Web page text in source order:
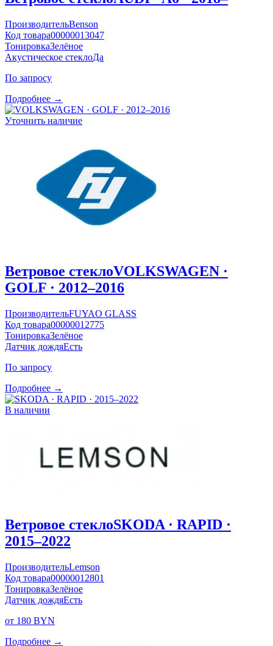
ПроизводительBenson
Код товара00000013047
ТонировкаЗелёное
Акустическое стеклоДа
По запросу
Подробнее →
Уточнить наличие
Ветровое стеклоVOLKSWAGEN ·
GOLF · 2012–2016
ПроизводительFUYAO GLASS
Код товара00000012775
ТонировкаЗелёное
Датчик дождяЕсть
По запросу
Подробнее →
В наличии
Ветровое стеклоSKODA · RAPID ·
2015–2022
ПроизводительLemson
Код товара00000012801
ТонировкаЗелёное
Датчик дождяЕсть
от 180 BYN
Подробнее →